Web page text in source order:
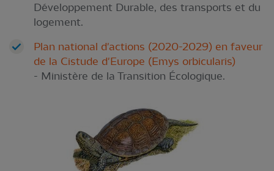
Développement Durable, des transports et du
logement.
Plan national d'actions (2020-2029) en faveur
de la Cistude d'Europe (Emys orbicularis)
- Ministère de la Transition Écologique.